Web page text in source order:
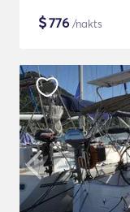
$776 /nakts